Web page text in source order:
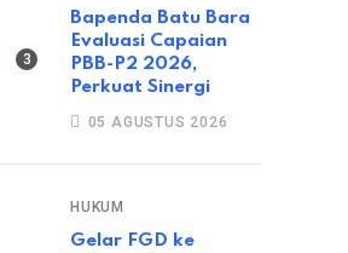
Bapenda Batu Bara
Evaluasi Capaian
PBB-P2 2026,
Perkuat Sinergi
05 AGUSTUS 2026
HUKUM
Gelar FGD ke